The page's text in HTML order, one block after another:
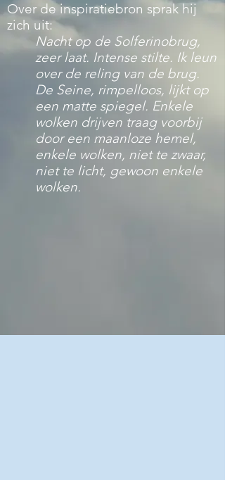
Over de inspiratiebron sprak hij
zich uit:
Nacht op de Solferinobrug,
zeer laat. Intense stilte. Ik leun
over de reling van de brug.
De Seine, rimpelloos, lijkt op
een matte spiegel. Enkele
wolken drijven traag voorbij
door een maanloze hemel,
enkele wolken, niet te zwaar,
niet te licht, gewoon enkele
wolken.